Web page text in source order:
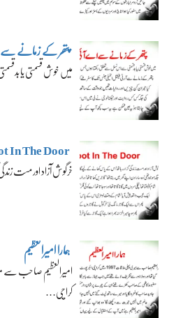
پتھر کے زمانے
میں خوش قسمتی یا
In The Door
خرگوش آزاد اور مست
ہمارا امیرالعظیم
کراچی…